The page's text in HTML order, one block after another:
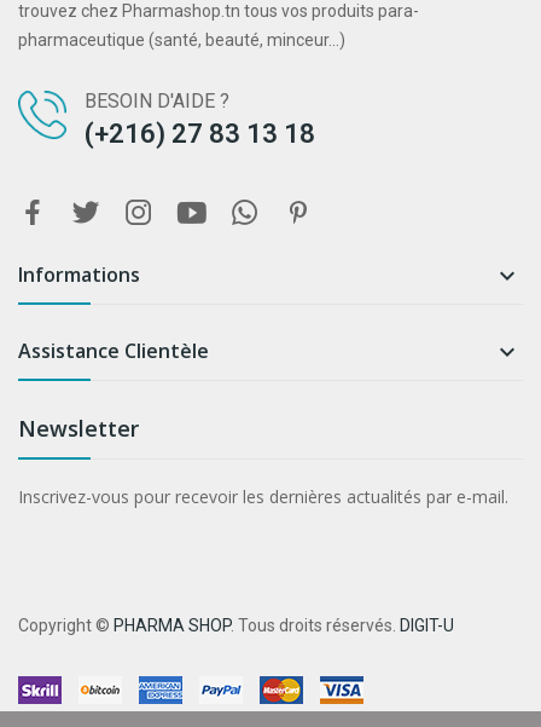
trouvez chez Pharmashop.tn tous vos produits para-
pharmaceutique (santé, beauté, minceur...)
BESOIN D'AIDE ?
(+216) 27 83 13 18
Informations 
Assistance Clientèle 
Newsletter
Inscrivez-vous pour recevoir les dernières actualités par e-mail.
Copyright © PHARMA SHOP. Tous droits réservés. DIGIT-U